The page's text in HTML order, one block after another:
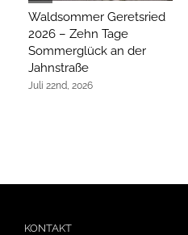
Waldsommer Geretsried
2026 – Zehn Tage
Sommerglück an der
Jahnstraße
Juli 22nd, 2026
KONTAKT